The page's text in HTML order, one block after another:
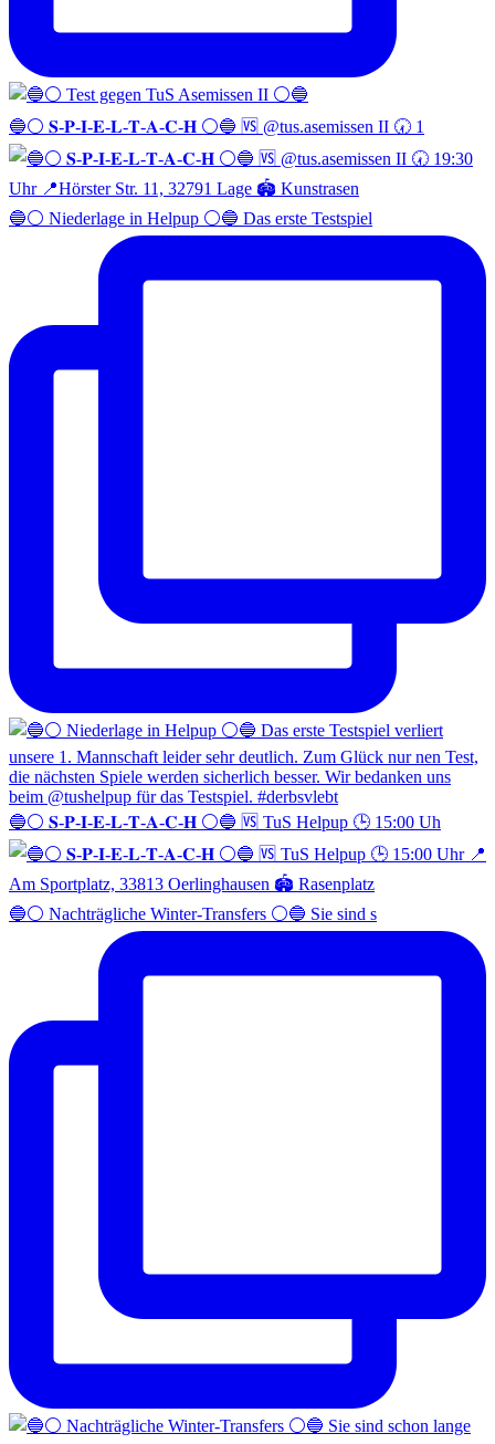
🔵⚪️ 𝐒-𝐏-𝐈-𝐄-𝐋-𝐓-𝐀-𝐂-𝐇 ⚪️🔵 🆚 @tus.asemissen II 🕢 1
🔵⚪️ Niederlage in Helpup ⚪️🔵 Das erste Testspiel
🔵⚪️ 𝐒-𝐏-𝐈-𝐄-𝐋-𝐓-𝐀-𝐂-𝐇 ⚪️🔵 🆚 TuS Helpup 🕒 15:00 Uh
🔵⚪️ Nachträgliche Winter-Transfers ⚪️🔵 Sie sind s